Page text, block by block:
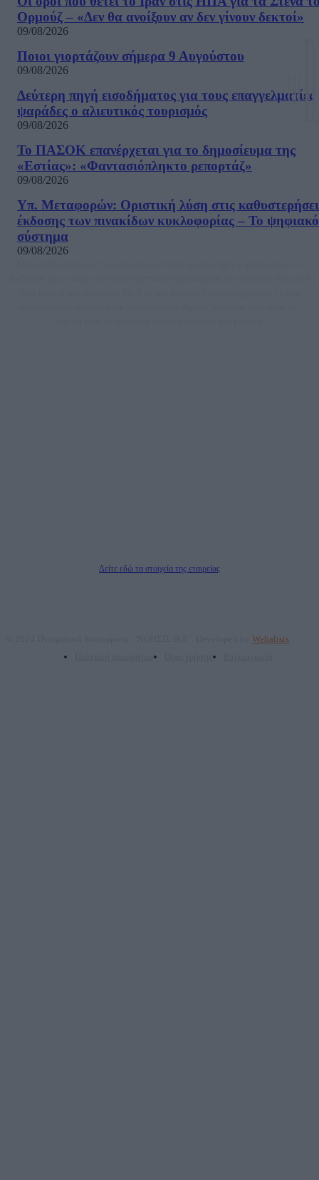
Ορμούζ – «Δεν θα ανοίξουν αν δεν γίνουν δεκτοί»
09/08/2026
Ποιοι γιορτάζουν σήμερα 9 Αυγούστου
09/08/2026
Δεύτερη πηγή εισοδήματος για τους επαγγελματίες
ψαράδες ο αλιευτικός τουρισμός
09/08/2026
Το ΠΑΣΟΚ επανέρχεται για το δημοσίευμα της
«Εστίας»: «Φαντασιόπληκτο ρεπορτάζ»
09/08/2026
Υπ. Μεταφορών: Οριστική λύση στις
έκδοσης των πινακίδων κυκλοφορίας – Το ψηφιακό
σύστημα
09/08/2026
Δείτε εδώ τα στοιχεία της εταιρείας
Webalists